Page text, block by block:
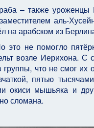
– также уроженцы
аль-
на арабском из
не помогло
возле Иерихона. С
что не смог
пятью
окиси мышьяка и
сломана.